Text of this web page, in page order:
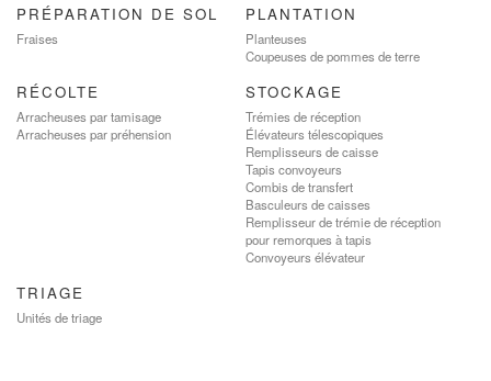
PRÉPARATION DE SOL
Fraises
PLANTATION
Planteuses
Coupeuses de pommes de terre
RÉCOLTE
Arracheuses par tamisage
Arracheuses par préhension
STOCKAGE
Trémies de réception
Élévateurs télescopiques
Remplisseurs de caisse
Tapis convoyeurs
Combis de transfert
Basculeurs de caisses
Remplisseur de trémie de réception
pour remorques à tapis
Convoyeurs élévateur
TRIAGE
Unités de triage